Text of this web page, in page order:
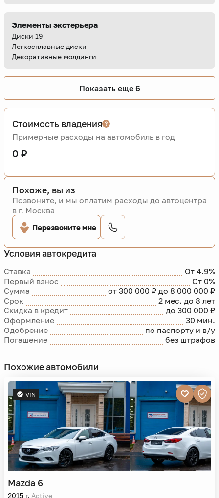
Элементы экстерьера
Диски 19
Легкосплавные диски
Декоративные молдинги
Показать еще 6
Условия автокредита
Ставка
От 4.9%
Первый взнос
От 0%
Сумма
от 300 000 ₽ до 8 000 000 ₽
Срок
2 мес. до 8 лет
Скидка в кредит
до 300 000 ₽
Оформление
30 мин.
Одобрение
по паспорту и в/у
Погашение
без штрафов
Стоимость владения
Примерные расходы на автомобиль в год
0 ₽
Похоже, вы из
Позвоните, и мы оплатим расходы до автоцентра
в г. Москва
Перезвоните мне
Похожие автомобили
VIN
Mazda 6
2015 г. Active